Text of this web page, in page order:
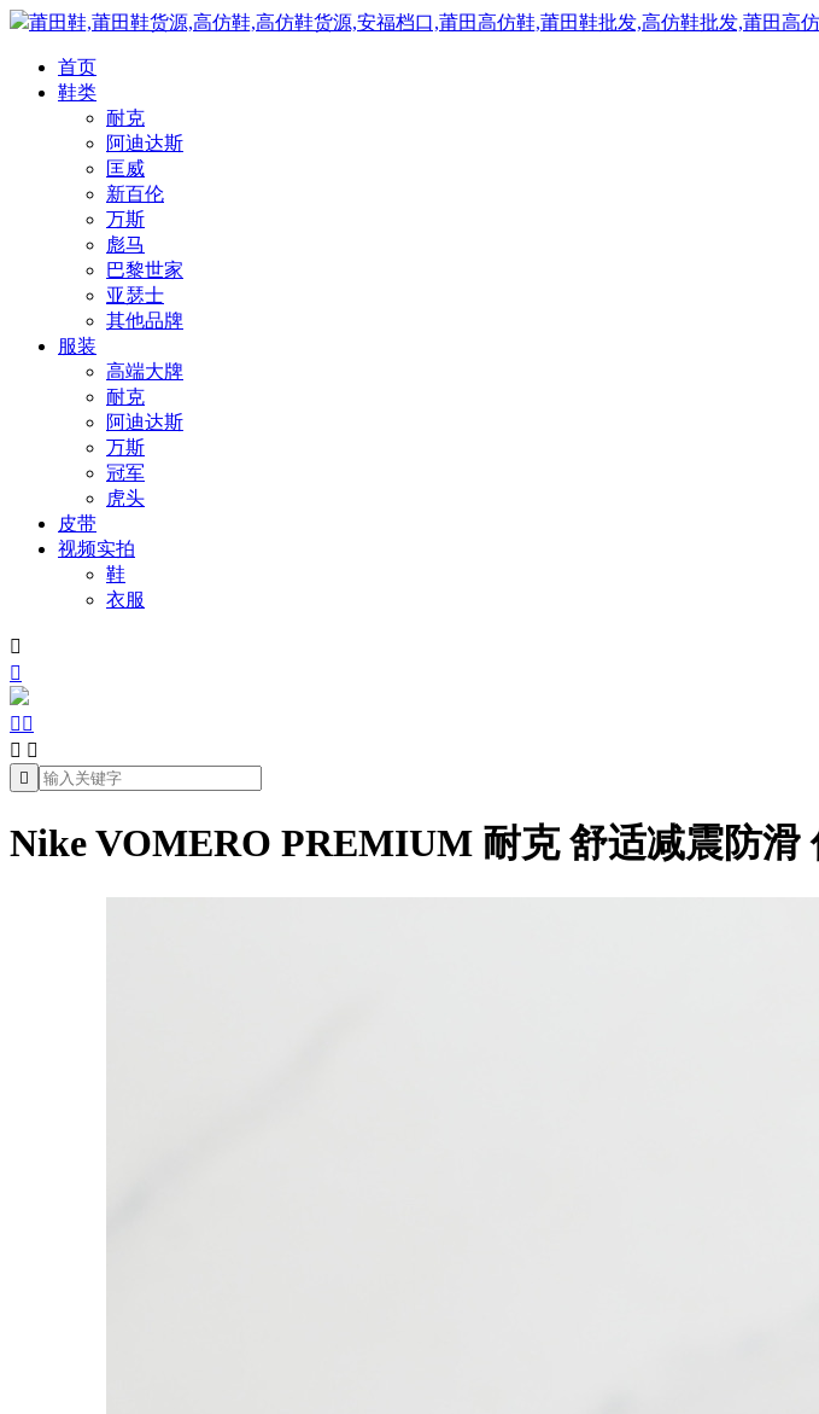
莆田鞋,莆田鞋货源,高仿鞋,高仿鞋货源,安福档口,莆田高仿鞋,莆田鞋批发,高仿鞋批发,莆田高
首页
鞋类
耐克
阿迪达斯
匡威
新百伦
万斯
彪马
巴黎世家
亚瑟士
其他品牌
服装
高端大牌
耐克
阿迪达斯
万斯
冠军
虎头
皮带
视频实拍
鞋
衣服


 
 

Nike VOMERO PREMIUM 耐克 舒适减震防滑